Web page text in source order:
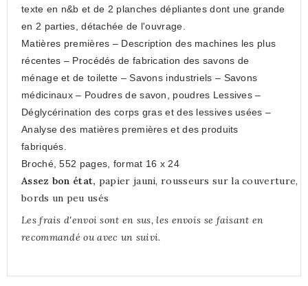
texte en n&b et de 2 planches dépliantes dont une grande
en 2 parties, détachée de l'ouvrage.
Matières premières – Description des machines les plus
récentes – Procédés de fabrication des savons de
ménage et de toilette – Savons industriels – Savons
médicinaux – Poudres de savon, poudres Lessives –
Déglycérination des corps gras et des lessives usées –
Analyse des matières premières et des produits
fabriqués.
Broché, 552 pages, format 16 x 24
Assez bon état, papier jauni, rousseurs sur la couverture,
bords un peu usés
Les frais d'envoi sont en sus, les envois se faisant en
recommandé ou avec un suivi.